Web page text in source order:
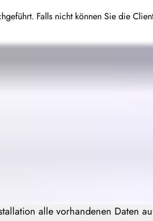
Falls nicht können Sie die
alle vorhandenen Daten